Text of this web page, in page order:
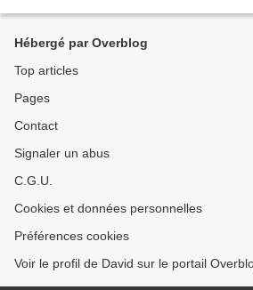
Hébergé par Overblog
Top articles
Pages
Contact
Signaler un abus
C.G.U.
Cookies et données personnelles
Préférences cookies
Voir le profil de David sur le portail